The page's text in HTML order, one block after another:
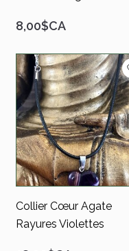
8,00$CA
Collier Cœur Agate
Rayures Violettes